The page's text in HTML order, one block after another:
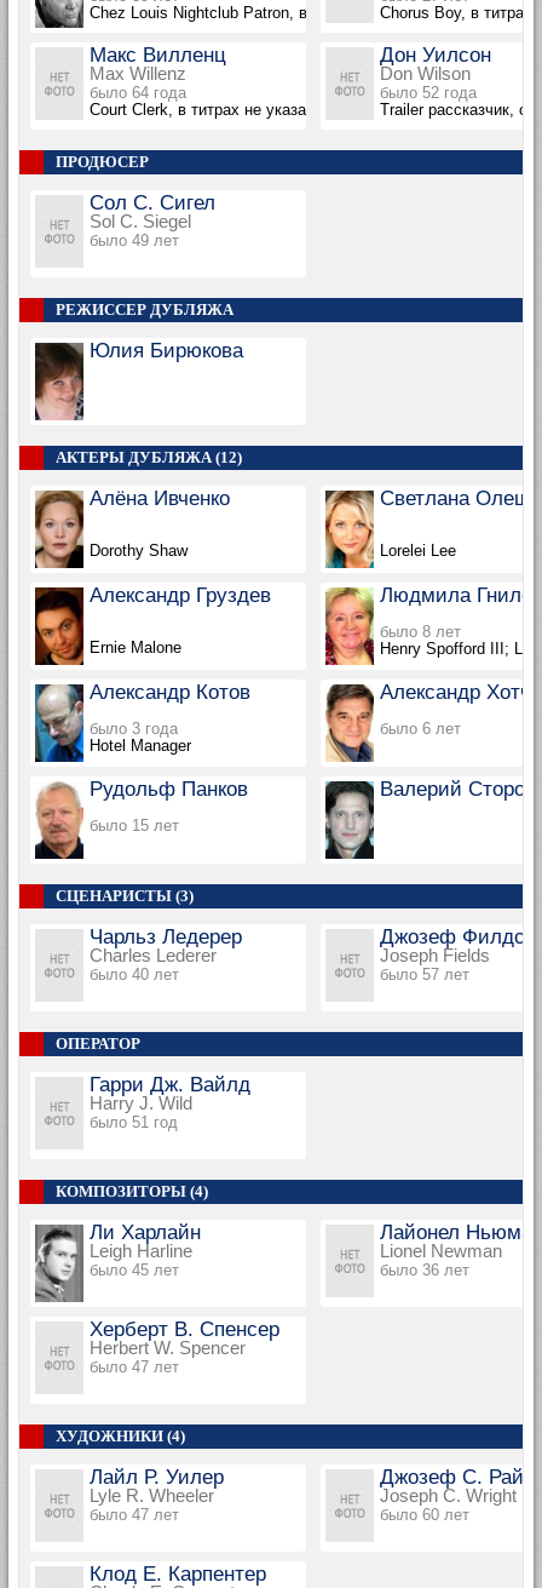
Chez Louis Nightclub Patron, в титрах не указанChorus Boy, в титрах
Макс Вилленц
Max Willenz
было 64 года
Court Clerk, в титрах не указан
Дон Уилсон
Don Wilson
было 52 года
Trailer рассказчик,
ПРОДЮСЕР
Сол С. Сигел
Sol C. Siegel
было 49 лет
РЕЖИССЕР ДУБЛЯЖА
Юлия Бирюкова
АКТЕРЫ ДУБЛЯЖА (12)
Алёна Ивченко
Dorothy Shaw
Светлана
Lorelei Lee
Александр Груздев
Ernie Malone
Людмила
было 8 лет
Henry Spofford III;
Александр Котов
было 3 года
Hotel Manager
Александр
было 6 лет
Рудольф Панков
было 15 лет
Валерий
СЦЕНАРИСТЫ (3)
Чарльз Ледерер
Charles Lederer
было 40 лет
Джозеф Филдс
Joseph Fields
было 57 лет
ОПЕРАТОР
Гарри Дж. Вайлд
Harry J. Wild
было 51 год
КОМПОЗИТОРЫ (4)
Ли Харлайн
Leigh Harline
было 45 лет
Лайонел Ньюман
Lionel Newman
было 36 лет
Херберт В. Спенсер
Herbert W. Spencer
было 47 лет
ХУДОЖНИКИ (4)
Лайл Р. Уилер
Lyle R. Wheeler
было 47 лет
Джозеф С. Райт
Joseph C. Wright
было 60 лет
Клод Е. Карпентер